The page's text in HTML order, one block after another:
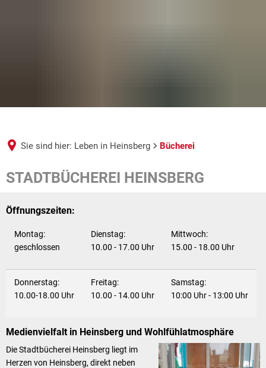
Sie sind hier: Leben in Heinsberg Bücherei
Bücherei
STADTBÜCHEREI HEINSBERG
Öffnungszeiten:
Montag:
geschlossen
Dienstag:
10.00 - 17.00 Uhr
Mittwoch:
15.00 - 18.00 Uhr
Donnerstag:
10.00-18.00 Uhr
Freitag:
10.00 - 14.00 Uhr
Samstag:
10:00 Uhr - 13:00 Uhr
Medienvielfalt in Heinsberg und Wohlfühlatmosphäre
Die Stadtbücherei Heinsberg liegt im
Herzen von Heinsberg, direkt neben